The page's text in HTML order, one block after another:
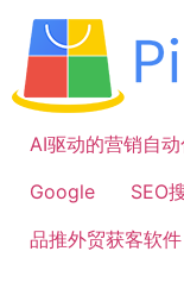
容
AI驱动的营销自
Google
SEO
品推外贸获客软件